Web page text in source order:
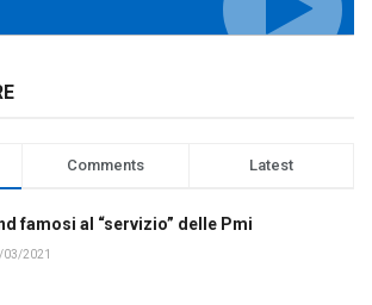
Comments Latest
famosi al “servizio” delle Pmi
03/2021